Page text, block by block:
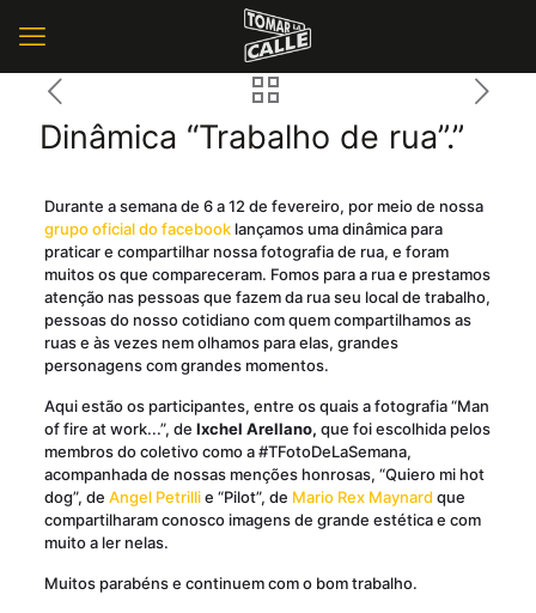
Dinâmica “Trabalho de rua”.”
Durante a semana de 6 a 12 de fevereiro, por meio de nossa
grupo oficial do facebook lançamos uma dinâmica para
praticar e compartilhar nossa fotografia de rua, e foram
muitos os que compareceram. Fomos para a rua e prestamos
atenção nas pessoas que fazem da rua seu local de trabalho,
pessoas do nosso cotidiano com quem compartilhamos as
ruas e às vezes nem olhamos para elas, grandes
personagens com grandes momentos.
Aqui estão os participantes, entre os quais a fotografia “Man
of fire at work...”, de Ixchel Arellano, que foi escolhida pelos
membros do coletivo como a #TFotoDeLaSemana,
acompanhada de nossas menções honrosas, “Quiero mi hot
dog”, de Angel Petrillie “Pilot”, de Mario Rex Maynard que
compartilharam conosco imagens de grande estética e com
muito a ler nelas.
Muitos parabéns e continuem com o bom trabalho.